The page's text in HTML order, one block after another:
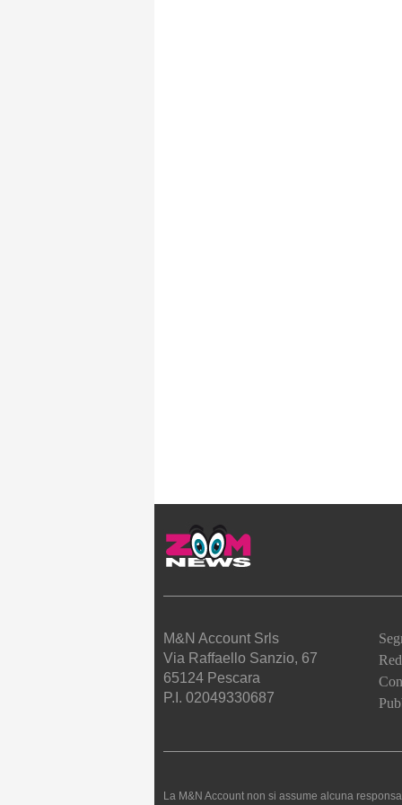
M&N Account Srls
Via Raffaello Sanzio, 67
65124 Pescara
P.I. 02049330687
La M&N Account non si assume alcuna